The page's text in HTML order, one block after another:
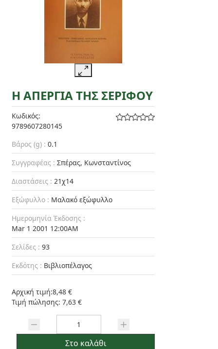
Η ΑΠΕΡΓΙΑ ΤΗΣ ΣΕΡΙΦΟΥ
Κωδικός:
9789607280145
Βάρος (g) : 0.1
Συγγραφέας : Σπέρας, Κωνσταντίνος
Διαστάσεις : 21χ14
Εξώφυλλο : Μαλακό εξώφυλλο
Ημερομηνία Έκδοσης :
Mar 1 2001 12:00AM
Σελίδες : 93
Εκδότης : Βιβλιοπέλαγος
Αρχική τιμή:8,48 €
Τιμή πώλησης: 7,63 €
Στο καλάθι